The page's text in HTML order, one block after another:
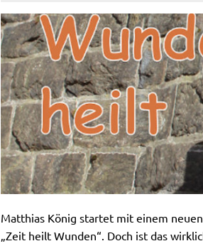
Matthias König startet mit einem
„Zeit heilt Wunden“. Doch ist das